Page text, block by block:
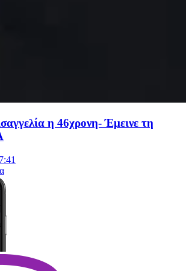
η 46χρονη- Έμεινε τη